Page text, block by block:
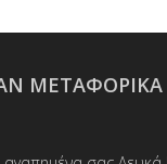
Οι
μπορούν